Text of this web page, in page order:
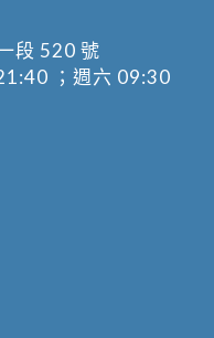
段 520 號
；週六 09:30